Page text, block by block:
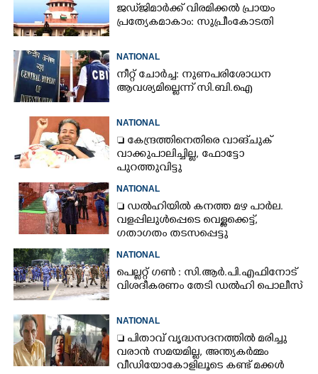
ജഡ്‌ജിമാർക്ക് വിരമിക്കൽ പ്രായം
പ്രത്യേകമാകാം: സുപ്രീംകോടതി
NATIONAL
നീറ്റ് ചോർച്ച: നുണപരിശോധന
ആവശ്യമില്ലെന്ന് സി.ബി.ഐ
NATIONAL
 കേന്ദ്രത്തിനെതിരെ വാങ്‌ചുക്
വാക്കുപാലിച്ചില്ല, ഫോട്ടോ
പുറത്തുവിട്ടു
NATIONAL
 ഡൽഹിയിൽ കനത്ത മഴ പാർല.
വളപ്പിലുൾപ്പെടെ വെള്ളക്കെട്ട്,
ഗതാഗതം തടസപ്പെട്ടു
NATIONAL
പെല്ലറ്റ് ഗൺ : സി.ആർ.പി.എഫിനോട്
വിശദീകരണം തേടി ഡൽഹി പൊലീസ്
NATIONAL
 പിതാവ് വൃദ്ധസദനത്തിൽ മരിച്ചു
വരാൻ സമയമില്ല,​ അന്ത്യകർമ്മം
വീഡിയോകോളിലൂടെ കണ്ട് മക്കൾ